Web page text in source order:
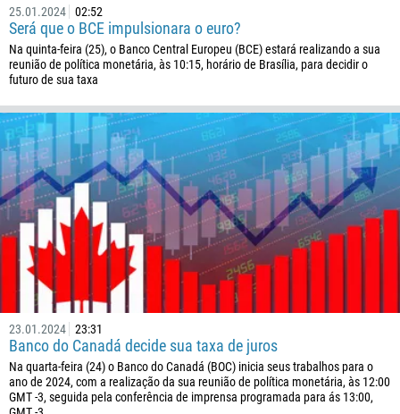
25.01.2024 02:52
Será que o BCE impulsionara o euro?
Na quinta-feira (25), o Banco Central Europeu (BCE) estará realizando a sua
reunião de política monetária, às 10:15, horário de Brasília, para decidir o
futuro de sua taxa
23.01.2024 23:31
Banco do Canadá decide sua taxa de juros
Na quarta-feira (24) o Banco do Canadá (BOC) inicia seus trabalhos para o
ano de 2024, com a realização da sua reunião de política monetária, às 12:00
GMT -3, seguida pela conferência de imprensa programada para ás 13:00,
682
506
225
385
53
357
420
45
253
1767
593
20
503
240